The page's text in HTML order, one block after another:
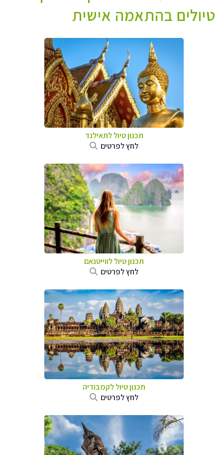
טיולים בהתאמה אישית
תכנון טיול לתאילנד
לחץ לפרטים
תכנון טיול לווייטנאם
לחץ לפרטים
תכנון טיוללקמבודיה
לחץ לפרטים